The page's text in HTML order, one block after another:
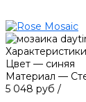
Характеристики
Цвет — синяя
Материал —
5 048 руб /